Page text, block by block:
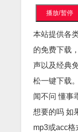
播放/暂停
本站提供各
的免费下载
声以及经典
松一键下载
闻不问 懂事
想要的吗 如
mp3或acc